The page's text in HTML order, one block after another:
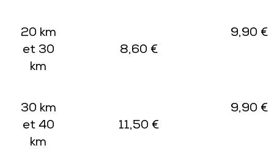
20 km
et 30
km
8,60 €
9,90 €
30 km
et 40
km
11,50 €
9,90 €